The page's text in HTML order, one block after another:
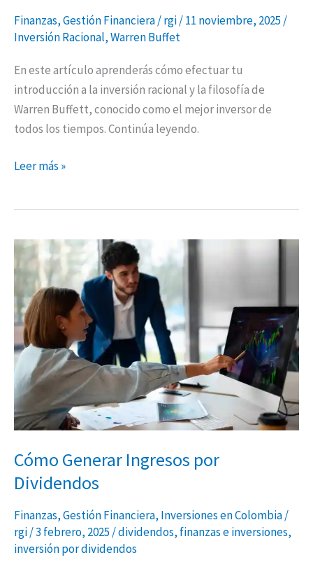
Finanzas,Gestión Financiera/rgi/11 noviembre, 2025 /
Inversión Racional,Warren Buffet
En este artículo aprenderás cómo efectuar tu
introducción a la inversión racional y la filosofía de
Warren Buffett, conocido como el mejor inversor de
todos los tiempos. Continúa leyendo.
Leer más »
Cómo Generar Ingresos por
Dividendos
Finanzas,Gestión Financiera, Inversiones en Colombia/
rgi/3 febrero, 2025/dividendos, finanzas e inversiones,
inversión por dividendos
Cómo
Generar
Ingresos
por
Dividendos